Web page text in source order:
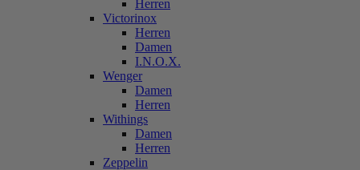
Herren
Victorinox
Herren
Damen
I.N.O.X.
Wenger
Damen
Herren
Withings
Damen
Herren
Zeppelin